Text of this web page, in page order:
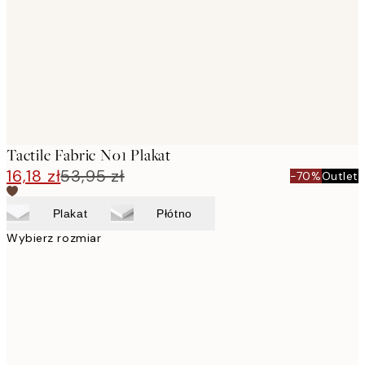
Tactile Fabric No1 Plakat
16,18 zł53,95 zł -70%Outlet
Plakat Płótno
Wybierz rozmiar